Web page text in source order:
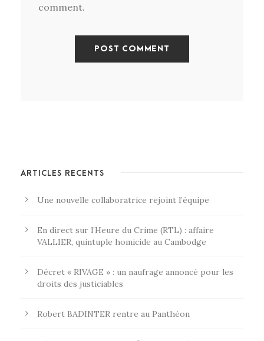
comment.
ARTICLES RÉCENTS
Une nouvelle collaboratrice rejoint l’équipe
En direct sur l’Heure du Crime (RTL) : affaire
VALLIER, quintuple homicide au Cambodge
Décret « RIVAGE » : un naufrage annoncé pour les
droits des justiciables
Robert BADINTER rentre au Panthéon